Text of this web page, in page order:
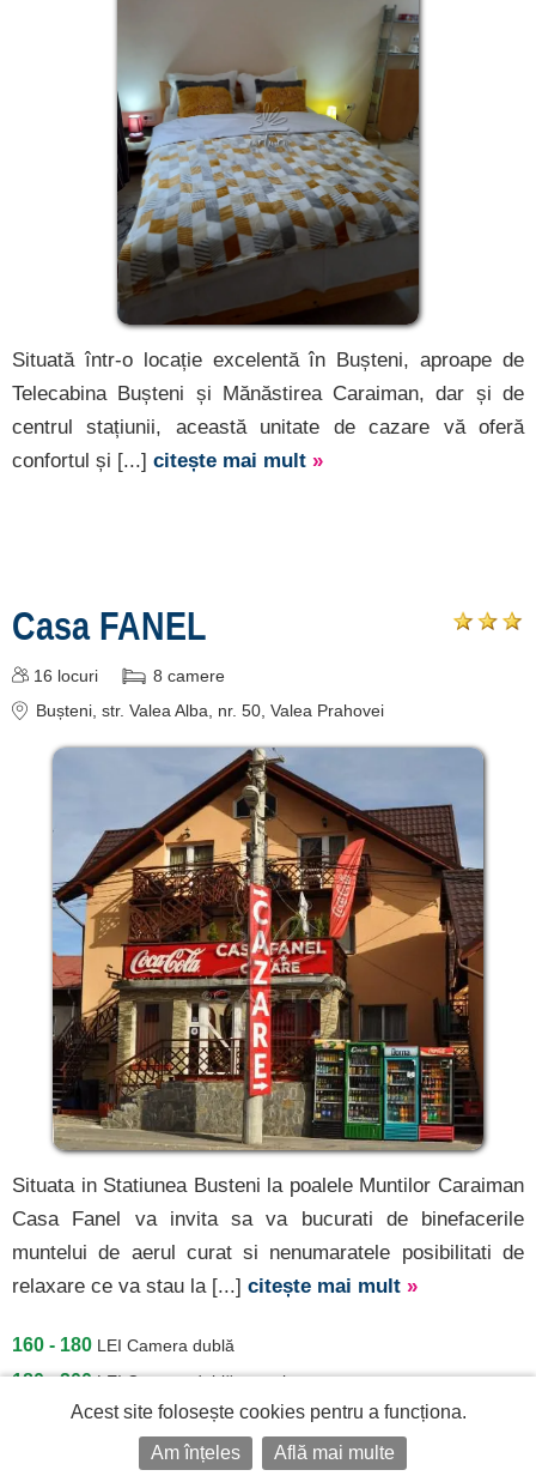
Situată într-o locație excelentă în Bușteni, aproape de
Telecabina Bușteni și Mănăstirea Caraiman, dar și de
centrul stațiunii, această unitate de cazare vă oferă
confortul și [...] citește mai mult »
Casa FANEL
16 locuri 8 camere
Bușteni , str. Valea Alba, nr. 50, Valea Prahovei
Situata in Statiunea Busteni la poalele Muntilor Caraiman
Casa Fanel va invita sa va bucurati de binefacerile
muntelui de aerul curat si nenumaratele posibilitati de
relaxare ce va stau la [...] citește mai mult »
160 - 180 LEI Camera dublă
180 - 200 LEI Camera dublă superioara
Acest site folosește cookies pentru a funcționa.
Am înțeles
Află mai multe